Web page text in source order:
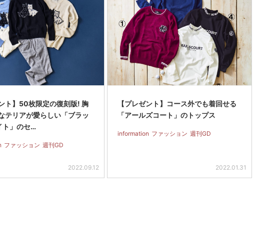
ト】50枚限定の復刻版! 胸
テリアが愛らしい「ブラッ
ト」のセ…
ファッション 週刊GD
2022.09.12
【プレゼント】コース外でも着回せる
「アールズコート」のトップス
information ファッション 週刊GD
2022.01.31